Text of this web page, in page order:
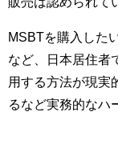
MSBTを購入した
など、日本居住者
用する方法が現実
るなど実務的なハ